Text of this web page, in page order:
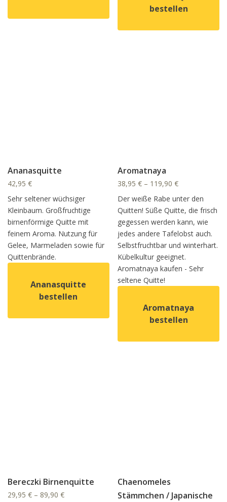
bestellen
Ananasquitte
42,95 €
Sehr seltener wüchsiger
Kleinbaum. Großfruchtige
birnenförmige Quitte mit
feinem Aroma. Nutzung für
Gelee, Marmeladen sowie für
Quittenbrände.
Ananasquitte
bestellen
Dieses Produkt weist mehrere Varianten auf. Die
Aromatnaya
38,95€ – 119,90€
Der weiße Rabe unter den
Quitten! Süße Quitte, die frisch
gegessen werden kann, wie
jedes andere Tafelobst auch.
Selbstfruchtbar und winterhart.
Kübelkultur geeignet.
Aromatnaya kaufen - Sehr
seltene Quitte!
Aromatnaya
bestellen
Bereczki Birnenquitte
29,95 € – 89,90 €
Chaenomeles
Stämmchen / Japanische